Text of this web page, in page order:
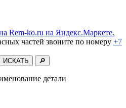
частей звоните по номеру +7
детали